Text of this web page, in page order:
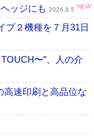
ッジにも 2026.8.5 NEW
２機種を７月31日
〜”、人の介
速印刷と高品位な